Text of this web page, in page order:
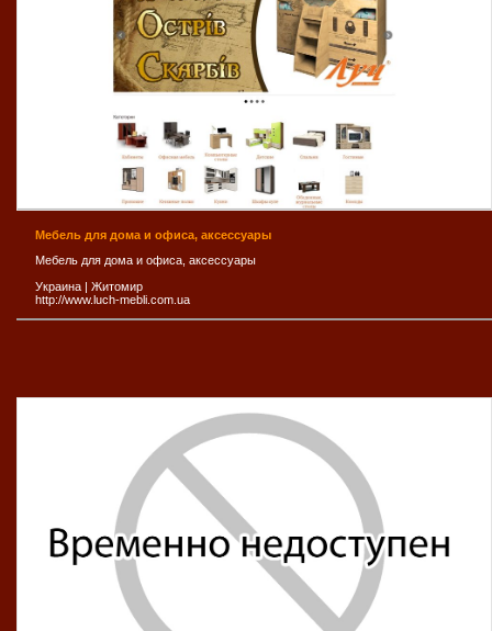
Мебель для дома и офиса, аксессуары
Мебель для дома и офиса, аксессуары
Украина | Житомир
http://www.luch-mebli.com.ua